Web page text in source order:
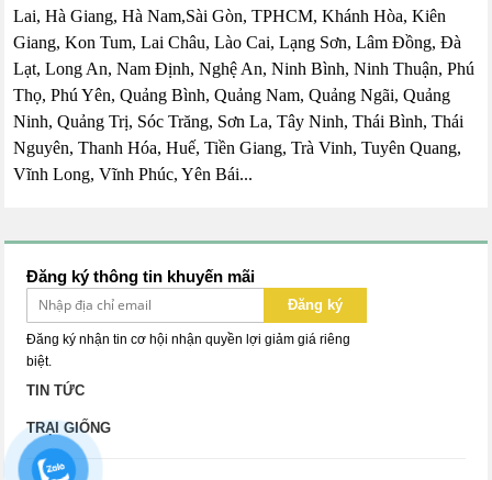
Lai, Hà Giang, Hà Nam,Sài Gòn, TPHCM, Khánh Hòa, Kiên
Giang, Kon Tum, Lai Châu, Lào Cai, Lạng Sơn, Lâm Đồng, Đà
Lạt, Long An, Nam Định, Nghệ An, Ninh Bình, Ninh Thuận, Phú
Thọ, Phú Yên, Quảng Bình, Quảng Nam, Quảng Ngãi, Quảng
Ninh, Quảng Trị, Sóc Trăng, Sơn La, Tây Ninh, Thái Bình, Thái
Nguyên, Thanh Hóa, Huế, Tiền Giang, Trà Vinh, Tuyên Quang,
Vĩnh Long, Vĩnh Phúc, Yên Bái...
Đăng ký thông tin khuyến mãi
Đăng ký
Đăng ký nhận tin cơ hội nhận quyền lợi giảm giá riêng
biệt.
TIN TỨC
TRẠI GIỐNG